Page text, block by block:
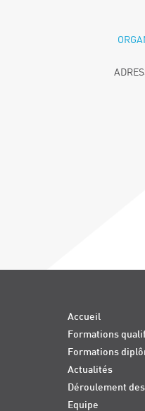
Accueil
Formations
Formations
Actualités
Déroulement
Equipe